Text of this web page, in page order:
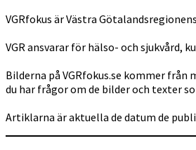
VGRfokus är Västra
VGR ansvarar för hälso- och
Bilderna på VGRfokus.se kommer
du har frågor om de bilder och texter
Artiklarna är aktuella de datum de